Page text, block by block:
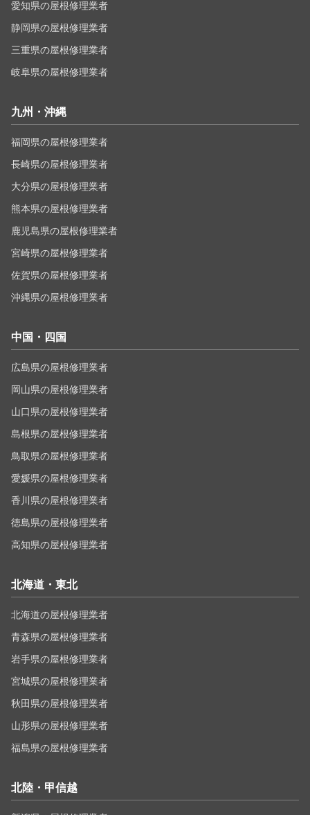
愛知県の屋根修理業者
静岡県の屋根修理業者
三重県の屋根修理業者
岐阜県の屋根修理業者
九州・沖縄
福岡県の屋根修理業者
長崎県の屋根修理業者
大分県の屋根修理業者
熊本県の屋根修理業者
鹿児島県の屋根修理業者
宮崎県の屋根修理業者
佐賀県の屋根修理業者
沖縄県の屋根修理業者
中国・四国
広島県の屋根修理業者
岡山県の屋根修理業者
山口県の屋根修理業者
島根県の屋根修理業者
鳥取県の屋根修理業者
愛媛県の屋根修理業者
香川県の屋根修理業者
徳島県の屋根修理業者
高知県の屋根修理業者
北海道・東北
北海道の屋根修理業者
青森県の屋根修理業者
岩手県の屋根修理業者
宮城県の屋根修理業者
秋田県の屋根修理業者
山形県の屋根修理業者
福島県の屋根修理業者
北陸・甲信越